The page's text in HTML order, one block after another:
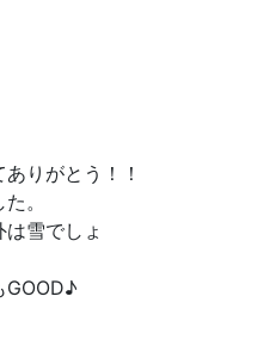
りがとう！！
。
雪でしょ
GOOD♪